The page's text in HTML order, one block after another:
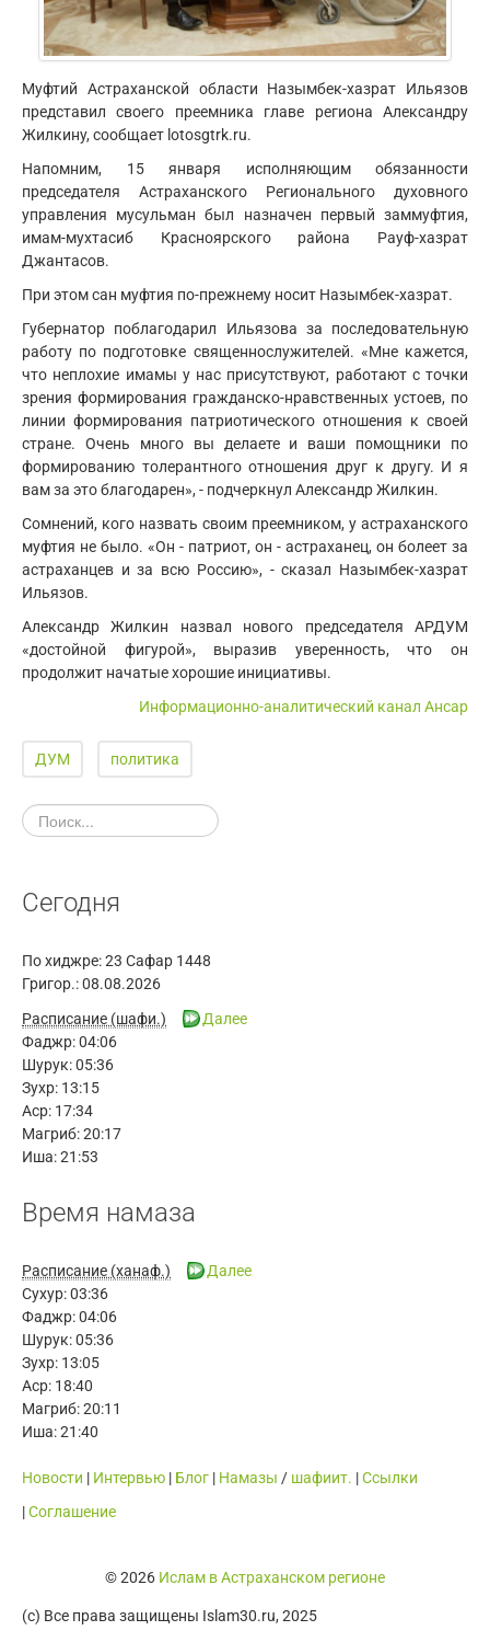
Муфтий Астраханской области Назымбек-хазрат Ильязов
представил своего преемника главе региона Александру
Жилкину, сообщает lotosgtrk.ru.
Напомним, 15 января исполняющим обязанности
председателя Астраханского Регионального духовного
управления мусульман был назначен первый заммуфтия,
имам-мухтасиб Красноярского района Рауф-хазрат
Джантасов.
При этом сан муфтия по-прежнему носит Назымбек-хазрат.
Губернатор поблагодарил Ильязова за последовательную
работу по подготовке священнослужителей. «Мне кажется,
что неплохие имамы у нас присутствуют, работают с точки
зрения формирования гражданско-нравственных устоев, по
линии формирования патриотического отношения к своей
стране. Очень много вы делаете и ваши помощники по
формированию толерантного отношения друг к другу. И я
вам за это благодарен», - подчеркнул Александр Жилкин.
Сомнений, кого назвать своим преемником, у астраханского
муфтия не было. «Он - патриот, он - астраханец, он болеет за
астраханцев и за всю Россию», - сказал Назымбек-хазрат
Ильязов.
Александр Жилкин назвал нового председателя АРДУМ
«достойной фигурой», выразив уверенность, что он
продолжит начатые хорошие инициативы.
Информационно-аналитический канал Ансар
ДУМ политика
Сегодня
По хиджре:23 Сафар 1448
Григор.:08.08.2026
Расписание (шафи.)
Фаджр:04:06
Шурук:05:36
Зухр: 13:15
Аср: 17:34
Магриб:20:17
Иша:21:53
Далее
Время намаза
Расписание (ханаф.)
Сухур:03:36
Фаджр:04:06
Шурук:05:36
Зухр: 13:05
Аср: 18:40
Магриб:20:11
Иша:21:40
Далее
Новости | Интервью | Блог | Намазы / шафиит. |Ссылки
|Cоглашение
© 2026 Ислам в Астраханском регионе
(c) Все права защищены Islam30.ru, 2025